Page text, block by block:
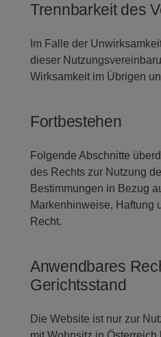
Trennbarkeit des
Im Falle der
dieser
Wirksamkeit im Übrigen
Fortbestehen
Folgende Abschnitte
des Rechts zur Nutzung
Bestimmungen in Bezug
Markenhinweise, Haftung
Recht.
Anwendbares
Gerichtsstand
Die Website ist nur zur